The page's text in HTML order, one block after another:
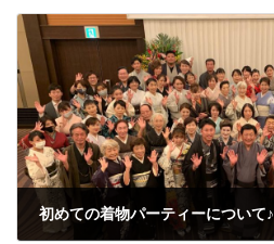
初めての着物パーティーについて♪